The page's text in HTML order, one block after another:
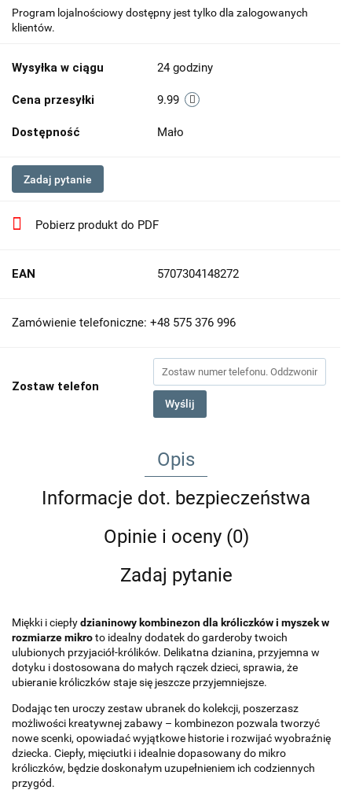
Program lojalnościowy dostępny jest tylko dla zalogowanych
klientów.
Wysyłka w ciągu 24 godziny
Cena przesyłki 9.99
Dostępność Mało
Zadaj pytanie
Pobierz produkt do PDF
EAN 5707304148272
Zamówienie telefoniczne: +48 575 376 996
Zostaw telefon
Wyślij
Opis
Informacje dot. bezpieczeństwa
Opinie i oceny (0)
Zadaj pytanie
Miękki i ciepłydzianinowy kombinezon dla króliczków i myszek w
rozmiarze mikroto idealny dodatek do garderoby twoich
ulubionych przyjaciół-królików. Delikatna dzianina, przyjemna w
dotyku i dostosowana do małych rączek dzieci, sprawia, że
ubieranie króliczków staje się jeszcze przyjemniejsze.
Dodając ten uroczy zestaw ubranek do kolekcji, poszerzasz
możliwości kreatywnej zabawy – kombinezon pozwala tworzyć
nowe scenki, opowiadać wyjątkowe historie i rozwijać wyobraźnię
dziecka. Ciepły, mięciutki i idealnie dopasowany do mikro
króliczków, będzie doskonałym uzupełnieniem ich codziennych
przygód.